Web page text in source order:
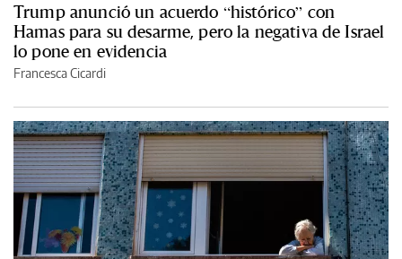
Trump anunció un acuerdo “histórico” con
Hamas para su desarme, pero la negativa de Israel
lo pone en evidencia
Francesca Cicardi